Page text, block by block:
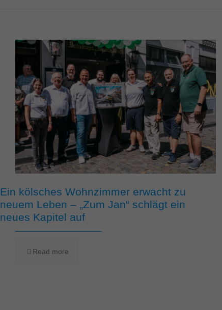
Ein kölsches Wohnzimmer erwacht zu
neuem Leben – „Zum Jan“ schlägt ein
neues Kapitel auf
Read more